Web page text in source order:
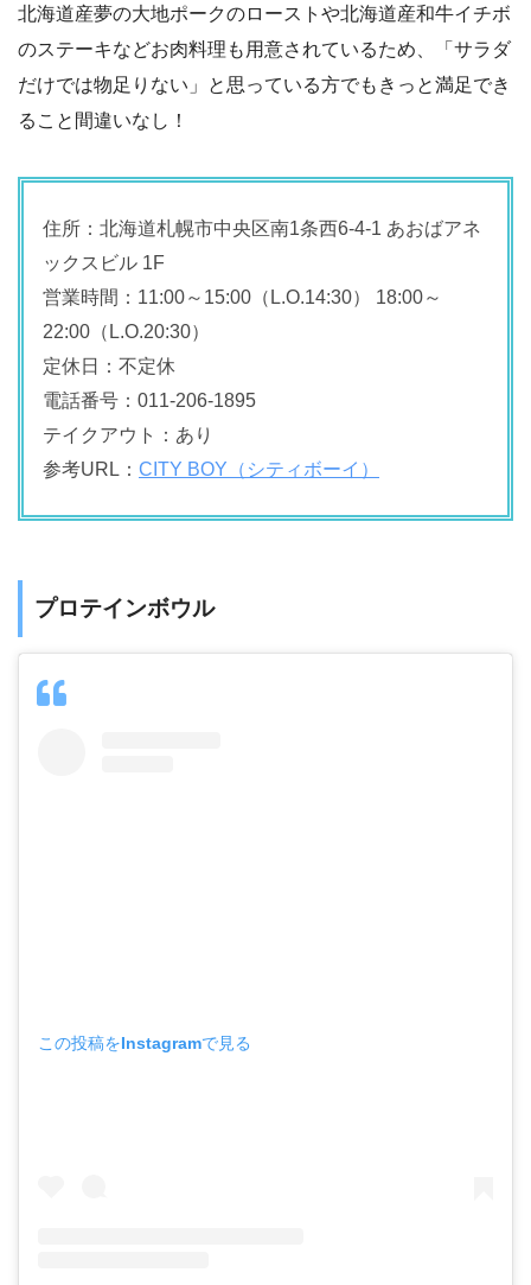
北海道産夢の大地ポークのローストや北海道産和牛イチボ
のステーキなどお肉料理も用意されているため、「サラダ
だけでは物足りない」と思っている方でもきっと満足でき
ること間違いなし！
住所：北海道札幌市中央区南1条西6-4-1 あおばアネ
ックスビル 1F
営業時間：11:00～15:00（L.O.14:30） 18:00～
22:00（L.O.20:30）
定休日：不定休
電話番号：011-206-1895
テイクアウト：あり
参考URL： CITY BOY（シティボーイ）
プロテインボウル
この投稿をInstagramで見る